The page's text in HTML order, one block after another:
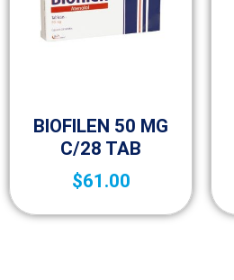
BIOFILEN 50 MG
C/28 TAB
$61.00